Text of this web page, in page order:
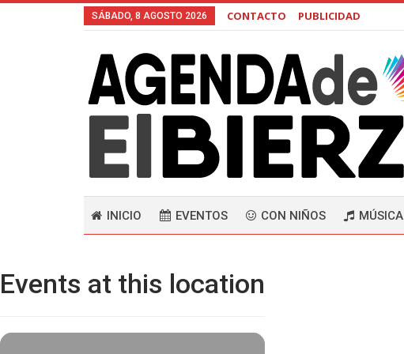
SÁBADO, 8 AGOSTO 2026 CONTACTO PUBLICIDAD
INICIO EVENTOS CON NIÑOS MÚSICA
Events at this location